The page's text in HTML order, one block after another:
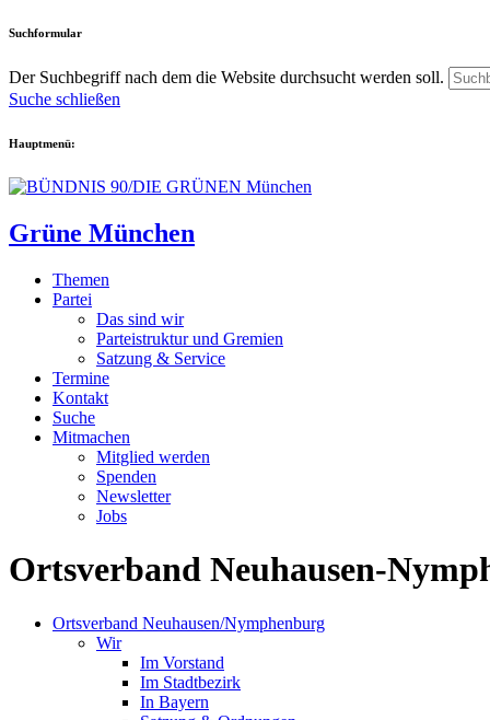
Suchformular
Der Suchbegriff nach dem die Website durchsucht werden soll.
Suche schließen
Hauptmenü:
Grüne München
Themen
Partei
Das sind wir
Parteistruktur und Gremien
Satzung & Service
Termine
Kontakt
Suche
Mitmachen
Mitglied werden
Spenden
Newsletter
Jobs
Ortsverband Neuhausen-
Ortsverband Neuhausen/Nymphenburg
Wir
Im Vorstand
Im Stadtbezirk
In Bayern